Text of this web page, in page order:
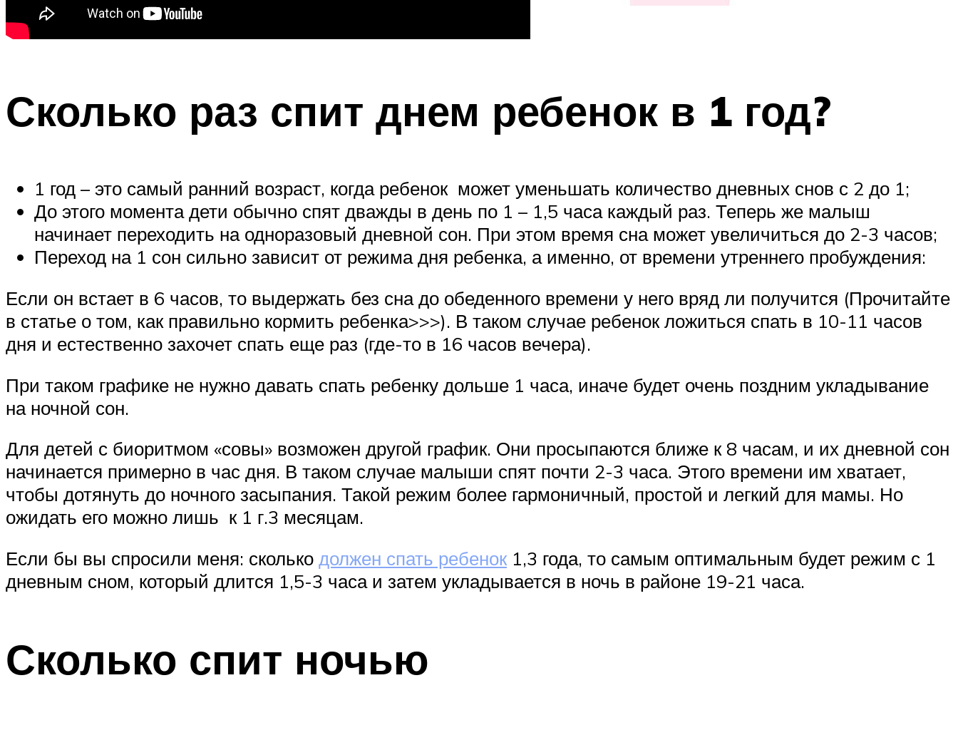
Сколько раз спит днем ребенок в 1 год?
1 год – это самый ранний возраст, когда ребенок может уменьшать количество дневных снов с 2 до 1;
До этого момента дети обычно спят дважды в день по 1 – 1,5 часа каждый раз. Теперь же малыш
начинает переходить на одноразовый дневной сон. При этом время сна может увеличиться до 2-3 часов;
Переход на 1 сон сильно зависит от режима дня ребенка, а именно, от времени утреннего пробуждения:
Если он встает в 6 часов, то выдержать без сна до обеденного времени у него вряд ли получится (Прочитайте
в статье о том, как правильно кормить ребенка>>>). В таком случае ребенок ложиться спать в 10-11 часов
дня и естественно захочет спать еще раз (где-то в 16 часов вечера).
При таком графике не нужно давать спать ребенку дольше 1 часа, иначе будет очень поздним укладывание
на ночной сон.
Для детей с биоритмом «совы» возможен другой график. Они просыпаются ближе к 8 часам, и их дневной сон
начинается примерно в час дня. В таком случае малыши спят почти 2-3 часа. Этого времени им хватает,
чтобы дотянуть до ночного засыпания. Такой режим более гармоничный, простой и легкий для мамы. Но
ожидать его можно лишь к 1 г.3 месяцам.
Если бы вы спросили меня: сколько должен спать ребенок 1,3 года, то самым оптимальным будет режим с 1
дневным сном, который длится 1,5-3 часа и затем укладывается в ночь в районе 19-21 часа.
Сколько спит ночью